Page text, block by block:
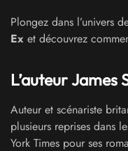
Plongez dans l’univers
Ex et découvrez
L’auteur James
Auteur et scénariste
plusieurs reprises dans
York Times pour ses